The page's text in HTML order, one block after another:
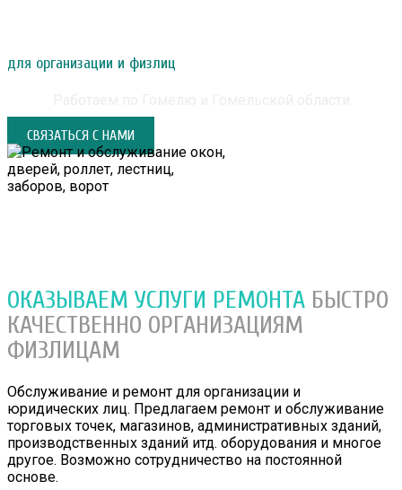
для организации и физлиц
СВЯЗАТЬСЯ С НАМИ
ОКАЗЫВАЕМ УСЛУГИ РЕМОНТА БЫСТРО
КАЧЕСТВЕННО ОРГАНИЗАЦИЯМ
ФИЗЛИЦАМ
Обслуживание и ремонт для организации и
юридических лиц. Предлагаем ремонт и обслуживание
торговых точек, магазинов, административных зданий,
производственных зданий итд. оборудования и многое
другое. Возможно сотрудничество на постоянной
основе.